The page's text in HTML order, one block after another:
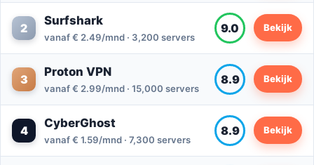
2
Surfshark
vanaf € 2.49/mnd · 3,200 servers
9.0 Bekijk
3
Proton VPN
vanaf € 2.99/mnd · 15,000 servers
8.9 Bekijk
4
CyberGhost
vanaf € 1.59/mnd · 7,300 servers
8.9 Bekijk